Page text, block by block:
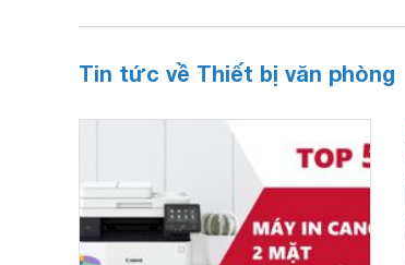
Tin tức về Thiết bị văn phòng